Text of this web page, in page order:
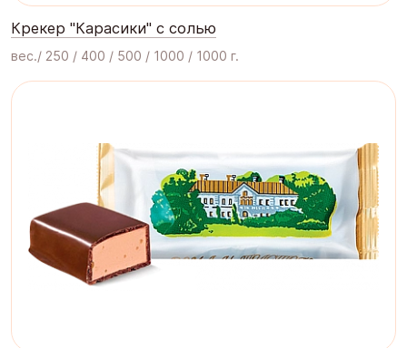
Крекер "Карасики" с солью
вес./ 250 / 400 / 500 / 1000 / 1000 г.